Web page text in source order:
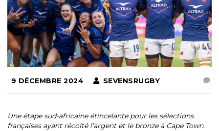
9 DÉCEMBRE 2024 SEVENSRUGBY
Une étape sud-africaine étincelante pour les sélections
françaises ayant récolté l’argent et le bronze à Cape Town.